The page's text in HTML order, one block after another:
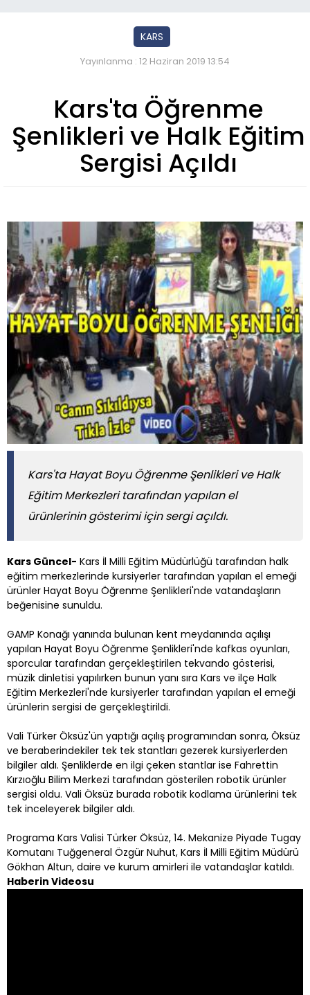
KARS
Yayınlanma : 12 Haziran 2019 13:54
Kars'ta Öğrenme
Şenlikleri ve Halk Eğitim
Sergisi Açıldı
Kars'ta Hayat Boyu Öğrenme Şenlikleri ve Halk
Eğitim Merkezleri tarafından yapılan el
ürünlerinin gösterimi için sergi açıldı.
Kars Güncel- Kars İl Milli Eğitim Müdürlüğü tarafından halk
eğitim merkezlerinde kursiyerler tarafından yapılan el emeği
ürünler Hayat Boyu Öğrenme Şenlikleri'nde vatandaşların
beğenisine sunuldu.
GAMP Konağı yanında bulunan kent meydanında açılışı
yapılan Hayat Boyu Öğrenme Şenlikleri'nde kafkas oyunları,
sporcular tarafından gerçekleştirilen tekvando gösterisi,
müzik dinletisi yapılırken bunun yanı sıra Kars ve ilçe Halk
Eğitim Merkezleri'nde kursiyerler tarafından yapılan el emeği
ürünlerin sergisi de gerçekleştirildi.
Vali Türker Öksüz'ün yaptığı açılış programından sonra, Öksüz
ve beraberindekiler tek tek stantları gezerek kursiyerlerden
bilgiler aldı. Şenliklerde en ilgi çeken stantlar ise Fahrettin
Kırzıoğlu Bilim Merkezi tarafından gösterilen robotik ürünler
sergisi oldu. Vali Öksüz burada robotik kodlama ürünlerini tek
tek inceleyerek bilgiler aldı.
Programa Kars Valisi Türker Öksüz, 14. Mekanize Piyade Tugay
Komutanı Tuğgeneral Özgür Nuhut, Kars İl Milli Eğitim Müdürü
Gökhan Altun, daire ve kurum amirleri ile vatandaşlar katıldı.
Haberin Videosu